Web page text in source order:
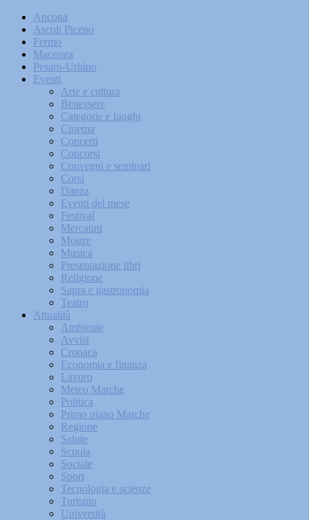
Ancona
Ascoli Piceno
Fermo
Macerata
Pesaro-Urbino
Eventi
Arte e cultura
Benessere
Categorie e luoghi
Cinema
Concerti
Concorsi
Convegni e seminari
Corsi
Danza
Eventi del mese
Festival
Mercatini
Mostre
Musica
Presentazione libri
Religione
Sagra e gastronomia
Teatro
Attualità
Ambiente
Avvisi
Cronaca
Economia e finanza
Lavoro
Meteo Marche
Politica
Primo piano Marche
Regione
Salute
Scuola
Sociale
Sport
Tecnologia e scienze
Turismo
Università